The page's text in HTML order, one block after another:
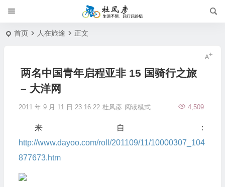
首页 人在旅途 正文
两名中国青年启程亚非 15 国骑行之旅
– 大洋网
2011 年 9 月 11 日 23:16:22 杜风彦 4,509
阅读模式
来自：
http://www.dayoo.com/roll/201109/11/10000307_104
877673.htm